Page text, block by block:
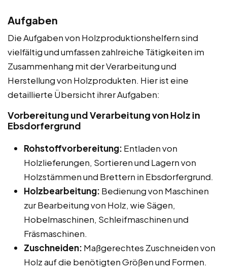
Aufgaben
Die Aufgaben von Holzproduktionshelfern sind
vielfältig und umfassen zahlreiche Tätigkeiten im
Zusammenhang mit der Verarbeitung und
Herstellung von Holzprodukten. Hier ist eine
detaillierte Übersicht ihrer Aufgaben:
Vorbereitung und Verarbeitung von Holz in
Ebsdorfergrund
Rohstoffvorbereitung: Entladen von
Holzlieferungen, Sortieren und Lagern von
Holzstämmen und Brettern in Ebsdorfergrund.
Holzbearbeitung: Bedienung von Maschinen
zur Bearbeitung von Holz, wie Sägen,
Hobelmaschinen, Schleifmaschinen und
Fräsmaschinen.
Zuschneiden: Maßgerechtes Zuschneiden von
Holz auf die benötigten Größen und Formen.